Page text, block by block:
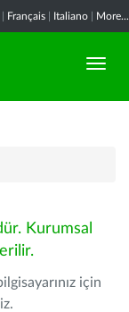
Français Italiano More...
Kurumsal
için